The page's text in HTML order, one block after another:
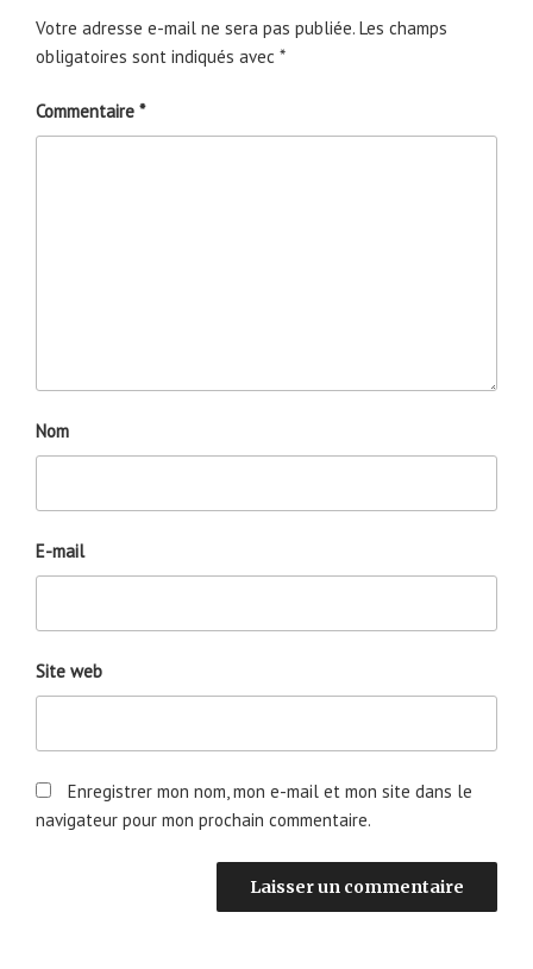
Votre adresse e-mail ne sera pas publiée. Les champs
obligatoires sont indiqués avec *
Commentaire *
Nom
E-mail
Site web
Enregistrer mon nom, mon e-mail et mon site dans le
navigateur pour mon prochain commentaire.